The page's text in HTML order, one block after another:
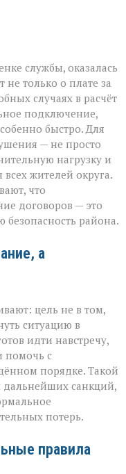
службы, оказалась
только о плате за
случаях в расчёт
подключение,
быстро. Для
— не просто
нагрузку и
всех жителей округа.
что
договоров — это
безопасность района.
а
цель не в том,
ситуацию в
идти навстречу,
помочь с
порядке. Такой
дальнейших санкций,
потерь.
правила